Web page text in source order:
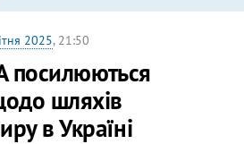
2025, 21:50
посилюються
шляхів
в Україні